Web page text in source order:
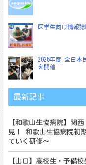
医学生向け情報誌
2025年度 全日本
を開催
最新記事
【和歌山生協病院】関
見！ 和歌山生協病院初
ていく研修～
【山口】高校生・予備